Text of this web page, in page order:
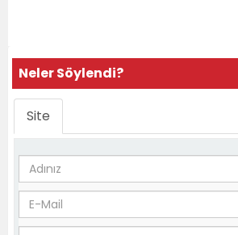
Neler Söylendi?
Site